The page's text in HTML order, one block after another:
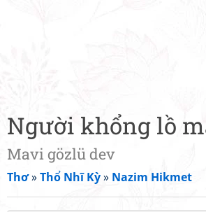
Người khổng lồ
Mavi gözlü dev
Thơ»Thổ Nhĩ Kỳ» Nazim Hikmet